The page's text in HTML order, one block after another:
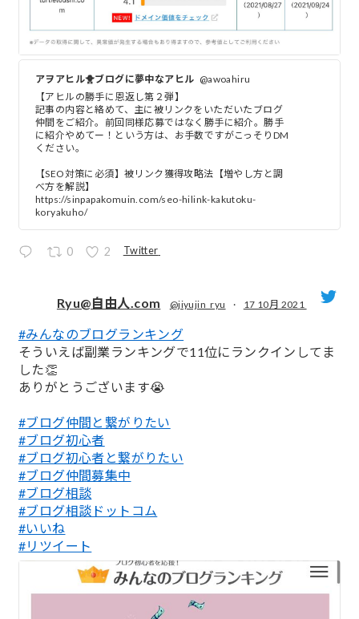
アヲアヒル🐥ブログに夢中なアヒル @awoahiru
【アヒルの勝手に恩返し第２弾】
記事の内容と絡めて、主に被リンクをいただいたブログ
仲間をご紹介。前回同様応募ではなく勝手に紹介。勝手
に紹介やめてー！という方は、お手数ですがこっそりDM
ください。
【SEO対策に必須】被リンク獲得攻略法【増やし方と調
べ方を解説】
https://sinpapakomuin.com/seo-hilink-kakutoku-
koryakuho/
0 2 Twitter
;
Ryu@自由人.com @jiyujin_ryu · 17 10月 2021
#みんなのブログランキング
そういえば副業ランキングで11位にランクインしてま
した👏
ありがとうございます😭
#ブログ仲間と繋がりたい
#ブログ初心者
#ブログ初心者と繋がりたい
#ブログ仲間募集中
#ブログ相談
#ブログ相談ドットコム
#いいね
#リツイート